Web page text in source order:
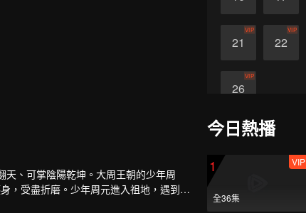
21
VIP
22
VIP
26
VIP
、可掌陰陽乾坤。大周王朝的少年周
，受盡折磨。少年周元進入祖地，遇到神
今日熱播
1
全36集
VIP